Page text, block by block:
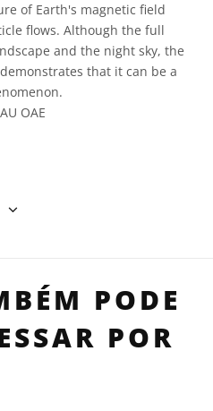
of Earth's magnetic field
flows. Although the full
and the night sky, the
that it can be a
OAE
Commons Attribution 4.0
PODE
POR